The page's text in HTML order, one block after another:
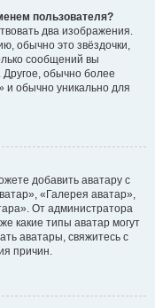
пользователя?
два изображения.
обычно это звёздочки,
сообщений вы
обычно более
и обычно уникально для
добавить аватару с
«Галерея аватар»,
От администратора
какие типы аватар могут
аватары, свяжитесь с
причин.